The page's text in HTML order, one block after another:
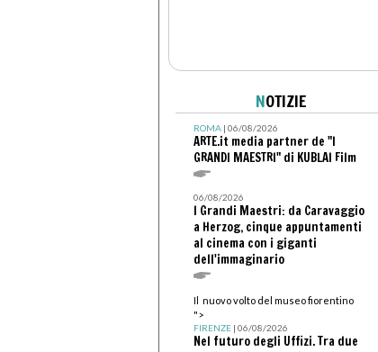
NOTIZIE
ROMA| 06/08/2026
ARTE.it media partner de "I
GRANDI MAESTRI" di KUBLAI Film
06/08/2026
I Grandi Maestri: da Caravaggio
a Herzog, cinque appuntamenti
al cinema con i giganti
dell'immaginario
Il nuovo volto del museo fiorentino
">
FIRENZE| 06/08/2026
Nel futuro degli Uffizi. Tra due